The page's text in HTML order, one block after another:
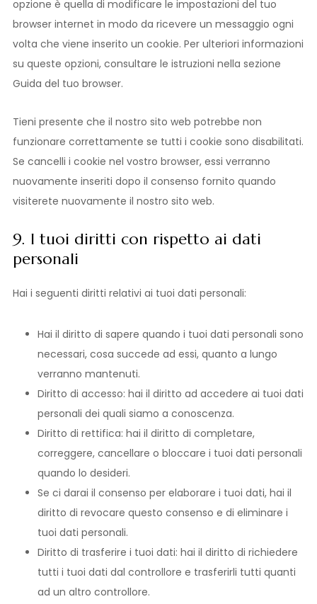
opzione è quella di modificare le impostazioni del tuo
browser internet in modo da ricevere un messaggio ogni
volta che viene inserito un cookie. Per ulteriori informazioni
su queste opzioni, consultare le istruzioni nella sezione
Guida del tuo browser.
Tieni presente che il nostro sito web potrebbe non
funzionare correttamente se tutti i cookie sono disabilitati.
Se cancelli i cookie nel vostro browser, essi verranno
nuovamente inseriti dopo il consenso fornito quando
visiterete nuovamente il nostro sito web.
9. I tuoi diritti con rispetto ai dati
personali
Hai i seguenti diritti relativi ai tuoi dati personali:
Hai il diritto di sapere quando i tuoi dati personali sono
necessari, cosa succede ad essi, quanto a lungo
verranno mantenuti.
Diritto di accesso: hai il diritto ad accedere ai tuoi dati
personali dei quali siamo a conoscenza.
Diritto di rettifica: hai il diritto di completare,
correggere, cancellare o bloccare i tuoi dati personali
quando lo desideri.
Se ci darai il consenso per elaborare i tuoi dati, hai il
diritto di revocare questo consenso e di eliminare i
tuoi dati personali.
Diritto di trasferire i tuoi dati: hai il diritto di richiedere
tutti i tuoi dati dal controllore e trasferirli tutti quanti
ad un altro controllore.